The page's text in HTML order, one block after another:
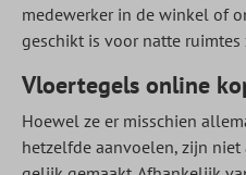
medewerker in de winkel of
geschikt is voor natte
Vloertegels online
Hoewel ze er misschien
hetzelfde aanvoelen, zijn